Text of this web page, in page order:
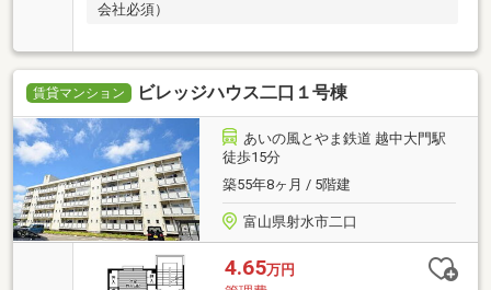
会社必須）
賃貸マンション ビレッジハウス二口１号棟
あいの風とやま鉄道 越中大門駅
徒歩15分
築55年8ヶ月 / 5階建
富山県射水市二口
4.65万円